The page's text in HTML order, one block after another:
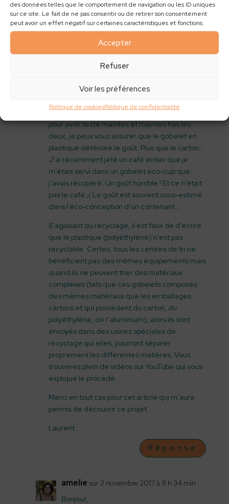
des données telles que le comportement de navigation ou les ID uniques
sur ce site. Le fait de ne pas consentir ou de retirer son consentement
peut avoir un effet négatif sur certaines caractéristiques et fonctions.
Accepter
Refuser
Voir les préférences
Politique de cookiesPolitique de confidentialité
convaincre les consommateurs de ne plus
boire dans des contenants 100% plastique mais
plutôt dans du carton. Le résultat est que la
majorité des gobelets (je pense) sont
maintenant en carton… Les consommateurs
sont donc habitués au carton.
dans un contenant en carton avec un peu de
plastique (végétal ou non, eco cup, etc). Car
pour avoir testé maintes et maintes fois les
deux, je peux vous assurer que le gobelet en
plastique détériore le goût. Plus que le carton…
J’ai récemment jeté un café entier que je
m’étais servi dans un gobelet eco-cup que
j’avais récupéré. Un goût horrible ! Et ce n’était
pas le café ;( Le goût est souvent sous-estimé
dans l’éco-conception d’un contenant…
S’agissant du recyclage, il est faux de d’écrire
que le plastique (polyéthylène) n’est pas
recyclable. Certes, tous les centres de tri ne
bénéficient pas des mêmes équipements mais
quand ils ne peuvent trier des matériaux
complexes (tels que ces gobelets composés
des mêmes matériaux que les emballages
cartons et qui possèdent du carton, du
polyéthylène, de l’aluminium), alors ils sont
envoyés dans des usines spéciales de
recyclage qui elles, pourront séparer
proprement les différentes matières. Vous
trouverez plein de vidéos sur YouTube qui vous
explique le procédé.
Merci en tout cas pour cet article qui m’aura
permis de découvrir ce projet.
Laurent.
Réponse
amelie sur 2 novembre 2017 à 8 h 34 min
Bonjour,